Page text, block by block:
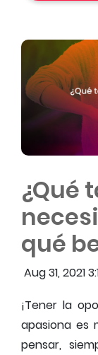
¿Qué
qué
Aug 31, 2021
¡Tener la
apasiona es
pensar,